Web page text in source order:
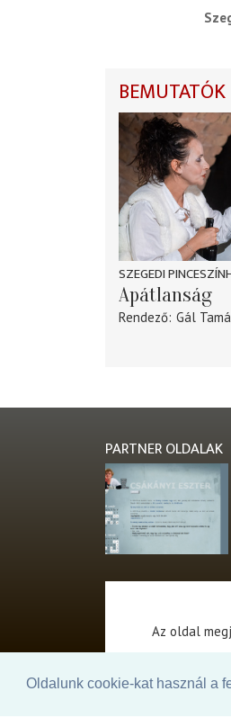
Oldalunk cookie-kat használ a
SZEGEDI
Apátlanság
Rendező Gál
PARTNER OLDALAK
Az oldal